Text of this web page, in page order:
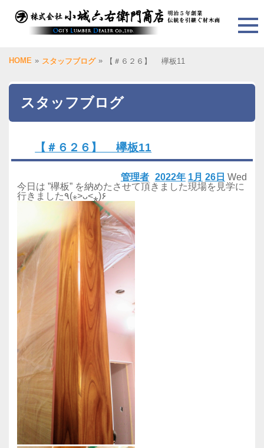
HOME » スタッフブログ » 【＃６２６】 欅板11
スタッフブログ
【＃６２６】 欅板11
2022年 1月 26日 Wed
管理者
今日は ”欅板” を納めたさせて頂きました現場を見学に
行きました٩(⁎˃ᴗ˂⁎)۶